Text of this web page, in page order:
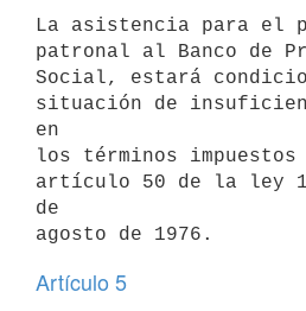
La asistencia para el
patronal al Banco de
Social, estará
situación de
en
los términos
artículo 50 de la ley
de
Artículo 5